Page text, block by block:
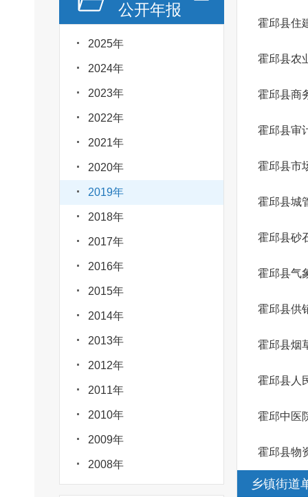
公开年报
2025年
2024年
2023年
2022年
2021年
2020年
2019年
2018年
2017年
2016年
2015年
2014年
2013年
2012年
2011年
2010年
2009年
2008年
霍邱县住
霍邱县商
霍邱县审
霍邱县市
霍邱县城
霍邱县砂
霍邱县气
霍邱县供
霍邱县烟
霍邱县人
霍邱中医
霍邱县物
乡镇街道